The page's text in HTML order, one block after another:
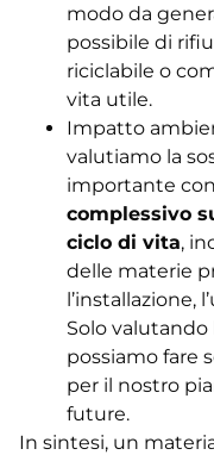
modo da
possibile di
riciclabile o
vita utile.
Impatto
valutiamo la
importante
complessivo
ciclo di vita,
delle materie
l’installazione,
Solo
possiamo fare
per il nostro
future.
In sintesi, un